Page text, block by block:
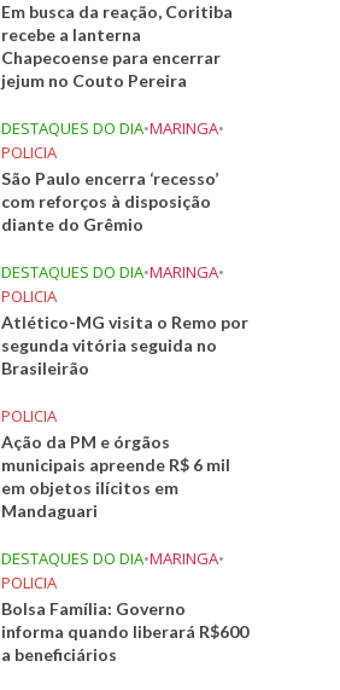
Em busca da reação, Coritiba
recebe a lanterna
Chapecoense para encerrar
jejum no Couto Pereira
DESTAQUES DO DIA•MARINGA•
POLICIA
São Paulo encerra ‘recesso’
com reforços à disposição
diante do Grêmio
DESTAQUES DO DIA•MARINGA•
POLICIA
Atlético-MG visita o Remo por
segunda vitória seguida no
Brasileirão
POLICIA
Ação da PM e órgãos
municipais apreende R$ 6 mil
em objetos ilícitos em
Mandaguari
DESTAQUES DO DIA•MARINGA•
POLICIA
Bolsa Família: Governo
informa quando liberará R$600
a beneficiários